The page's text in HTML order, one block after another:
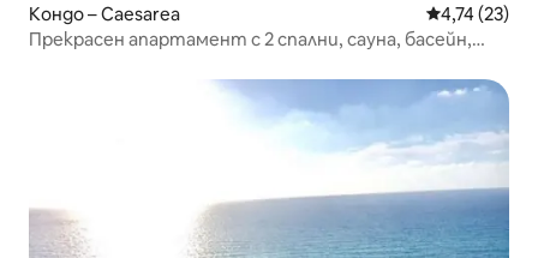
Кондо – Caesarea Средна
4,74 (23)
Прекрасен апартамент с 2 спални, сауна, басейн,